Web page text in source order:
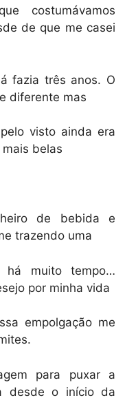
costumávamos
de que me casei
fazia três anos. O
diferente mas
visto ainda era
belas
de bebida e
trazendo uma
há muito tempo…
por minha vida
empolgação me
para puxar a
desde o início da